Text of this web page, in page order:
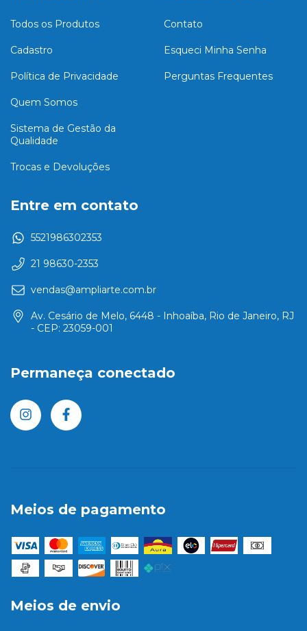
Todos os Produtos
Cadastro
Política de Privacidade
Quem Somos
Sistema de Gestão da
Qualidade
Trocas e Devoluções
Contato
Esqueci Minha Senha
Perguntas Frequentes
Entre em contato
5521986302353
21 98630-2353
vendas@ampliarte.com.br
Av. Cesário de Melo, 6448 - Inhoaíba, Rio de Janeiro, RJ
- CEP: 23059-001
Permaneça conectado
Meios de pagamento
Meios de envio